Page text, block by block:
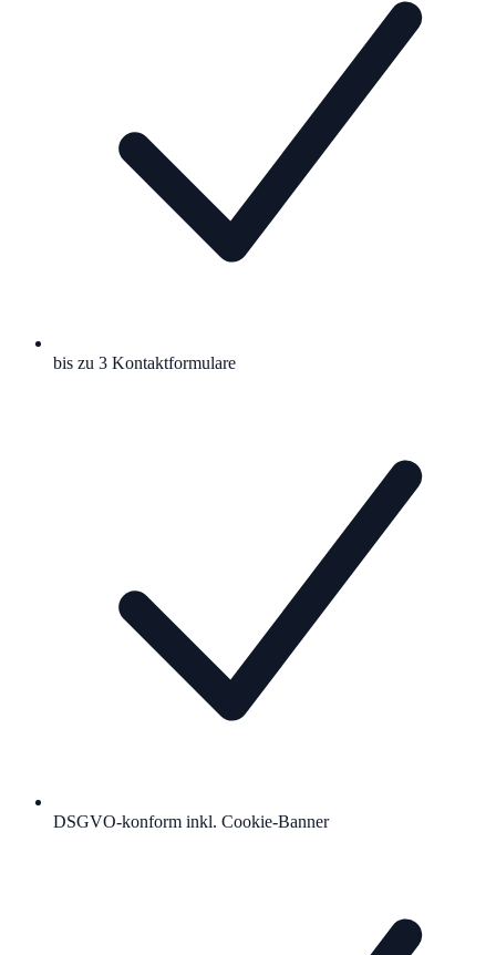
bis zu 3 Kontaktformulare
DSGVO-konform inkl. Cookie-Banner